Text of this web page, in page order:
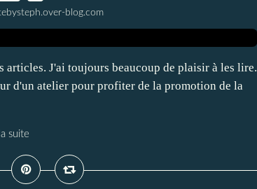
blog.com
articles. J'ai toujours beaucoup de plaisir à les lire.
d'un atelier pour profiter de la promotion de la
suite